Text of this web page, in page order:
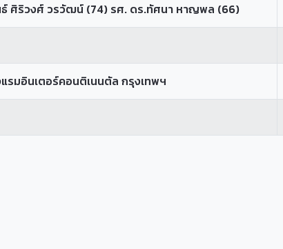
ศิริวงศ์ วรวัฒน์ (74) รศ. ดร.ทัศนา หาญพล (66)
รมอินเตอร์คอนติเนนตัล กรุงเทพฯ